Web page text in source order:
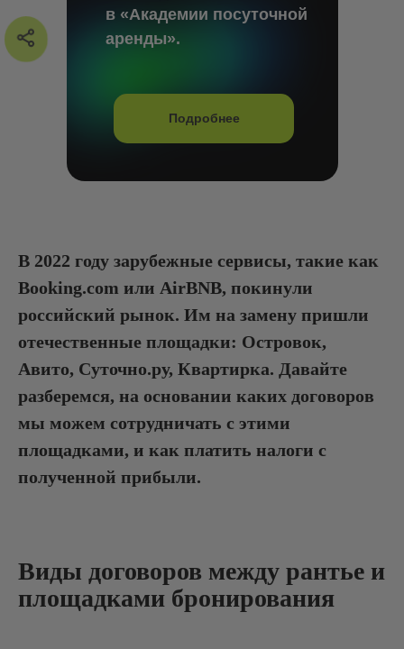
в «Академии посуточной
аренды».
Подробнее
В 2022 году зарубежные сервисы, такие как
Booking.com или AirBNB, покинули
российский рынок. Им на замену пришли
отечественные площадки: Островок,
Авито, Суточно.ру, Квартирка. Давайте
разберемся, на основании каких договоров
мы можем сотрудничать с этими
площадками, и как платить налоги с
полученной прибыли.
Виды договоров между рантье и
площадками бронирования